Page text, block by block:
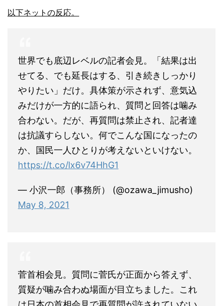
以下ネットの反応。
世界でも底辺レベルの記者会見。「結果は出
せてる、でも延長はする、引き続きしっかり
やりたい」だけ。具体策が示されず、意気込
みだけが一方的に語られ、質問と回答は噛み
合わない。だが、再質問は禁止され、記者達
は抗議すらしない。何でこんな国になったの
か、国民一人ひとりが考えないといけない。
https://t.co/lx6v74HhG1
— 小沢一郎（事務所） (@ozawa_jimusho)
May 8, 2021
菅首相会見。質問に菅氏が正面から答えず、
質疑が噛み合わぬ場面が目立ちました。これ